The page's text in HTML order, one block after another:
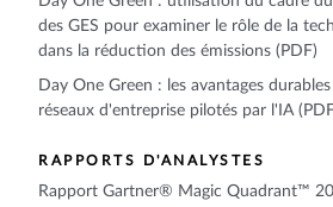
des GES pour examiner le rôle de la
dans la réduction des émissions (PDF)
Day One Green : les avantages
réseaux d'entreprise pilotés par l'IA
RAPPORTS D'ANALYSTES
Rapport Gartner® Magic Quadrant™